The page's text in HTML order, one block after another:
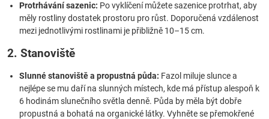
Protrhávání sazenic: Po vyklíčení můžete sazenice protrhat, aby
měly rostliny dostatek prostoru pro růst. Doporučená vzdálenost
mezi jednotlivými rostlinami je přibližně 10–15 cm.
2. Stanoviště
Slunné stanoviště a propustná půda: Fazol miluje slunce a
nejlépe se mu daří na slunných místech, kde má přístup alespoň k
6 hodinám slunečního světla denně. Půda by měla být dobře
propustná a bohatá na organické látky. Vyhněte se přemokřené